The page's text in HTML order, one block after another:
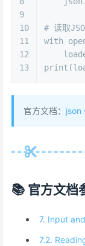
9
10
11
12
13
# 读取
with
print
官方文档： json
📚 官方文档
7. Input
7.2.